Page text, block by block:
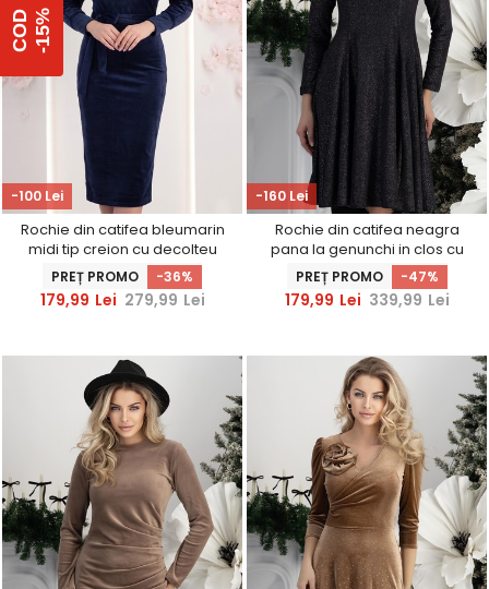
-100 Lei
Rochie din catifea bleumarin
midi tip creion cu decolteu
petrecut - StarShinerS
PREȚ PROMO -36%
179,99 Lei 279,99 Lei
-160 Lei
Rochie din catifea neagra
pana la genunchi in clos cu
decolteu rotunjit - StarShinerS
PREȚ PROMO -47%
179,99 Lei 339,99 Lei
C
O
D
-
1
5 %